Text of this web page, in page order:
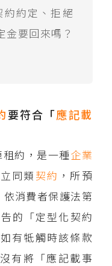
約定、拒絕
金要回來嗎？
要符合「應記載
約，是一種企業
同類 契約 ，所預
依消費者保護法第
的「定型化契約
有牴觸時該條款
有將「應記載事